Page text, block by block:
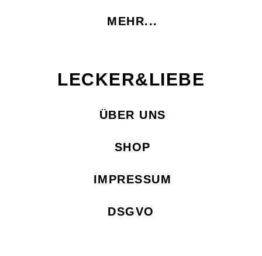
MEHR...
LECKER&LIEBE
ÜBER UNS
SHOP
IMPRESSUM
DSGVO